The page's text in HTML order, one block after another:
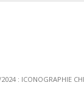
: ICONOGRAPHIE